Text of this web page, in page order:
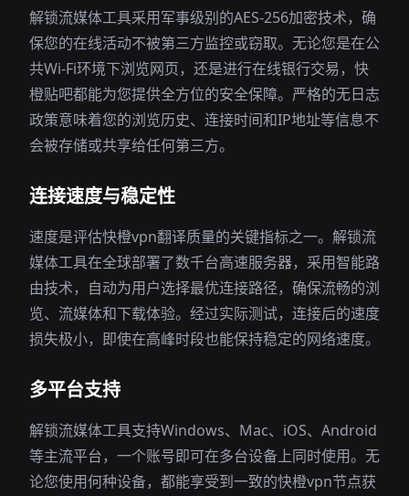
解锁流媒体工具采用军事级别的AES-256加密技术，确
保您的在线活动不被第三方监控或窃取。无论您是在公
共Wi-Fi环境下浏览网页，还是进行在线银行交易，快
橙贴吧都能为您提供全方位的安全保障。严格的无日志
政策意味着您的浏览历史、连接时间和IP地址等信息不
会被存储或共享给任何第三方。
连接速度与稳定性
速度是评估快橙vpn翻译质量的关键指标之一。解锁流
媒体工具在全球部署了数千台高速服务器，采用智能路
由技术，自动为用户选择最优连接路径，确保流畅的浏
览、流媒体和下载体验。经过实际测试，连接后的速度
损失极小，即使在高峰时段也能保持稳定的网络速度。
多平台支持
解锁流媒体工具支持Windows、Mac、iOS、Android
等主流平台，一个账号即可在多台设备上同时使用。无
论您使用何种设备，都能享受到一致的快橙vpn节点获